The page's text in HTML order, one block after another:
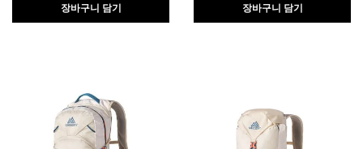
다.
장바구니 담기
다.
장바구니 담기